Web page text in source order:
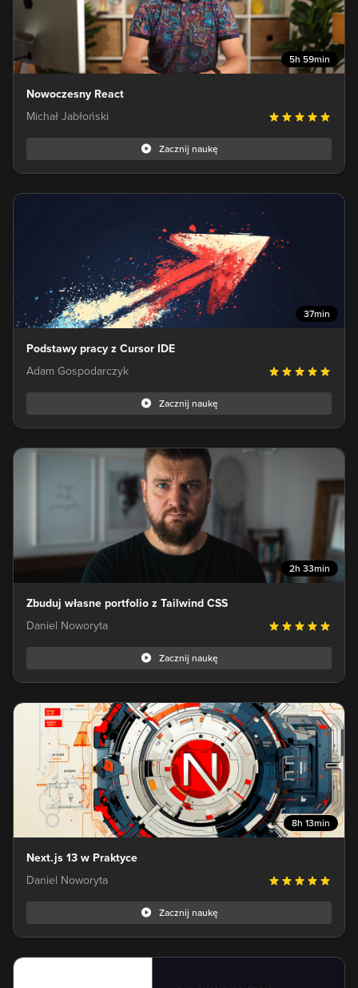
5h 59min
Nowoczesny React
Michał Jabłoński
Zacznij naukę
37min
Podstawy pracy z Cursor IDE
Adam Gospodarczyk
Zacznij naukę
2h 33min
Zbuduj własne portfolio z Tailwind CSS
Daniel Noworyta
Zacznij naukę
8h 13min
Next.js 13 w Praktyce
Daniel Noworyta
Zacznij naukę